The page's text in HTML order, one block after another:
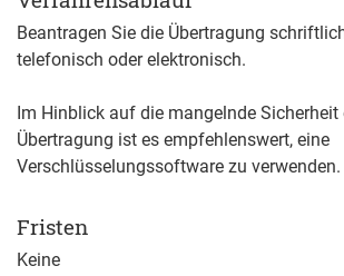
Beantragen Sie die Übertragung
telefonisch oder elektronisch.
Im Hinblick auf die mangelnde Sicherheit
Übertragung ist es empfehlenswert, eine
Verschlüsselungssoftware zu verwenden.
Fristen
Keine